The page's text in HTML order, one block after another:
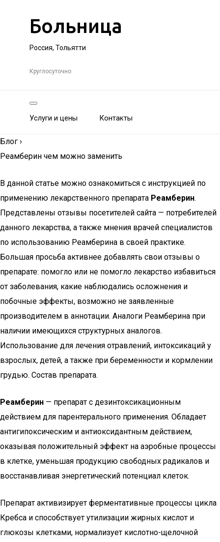
Больница
Россия, Тольятти
Круглосуточно
Услуги и цены Контакты
Блог ›
Реамберин чем можно заменить
В данной статье можно ознакомиться с инструкцией по
применению лекарственного препарата Реамберин.
Представлены отзывы посетителей сайта — потребителей
данного лекарства, а также мнения врачей специалистов
по использованию Реамберина в своей практике.
Большая просьба активнее добавлять свои отзывы о
препарате: помогло или не помогло лекарство избавиться
от заболевания, какие наблюдались осложнения и
побочные эффекты, возможно не заявленные
производителем в аннотации. Аналоги Реамберина при
наличии имеющихся структурных аналогов.
Использование для лечения отравлений, интоксикаций у
взрослых, детей, а также при беременности и кормлении
грудью. Состав препарата.
Реамберин — препарат с дезинтоксикационным
действием для парентерального применения. Обладает
антигипоксическим и антиоксидантным действием,
оказывая положительный эффект на аэробные процессы
в клетке, уменьшая продукцию свободных радикалов и
восстанавливая энергетический потенциал клеток.
Препарат активизирует ферментативные процессы цикла
Кребса и способствует утилизации жирных кислот и
глюкозы клетками, нормализует кислотно-щелочной